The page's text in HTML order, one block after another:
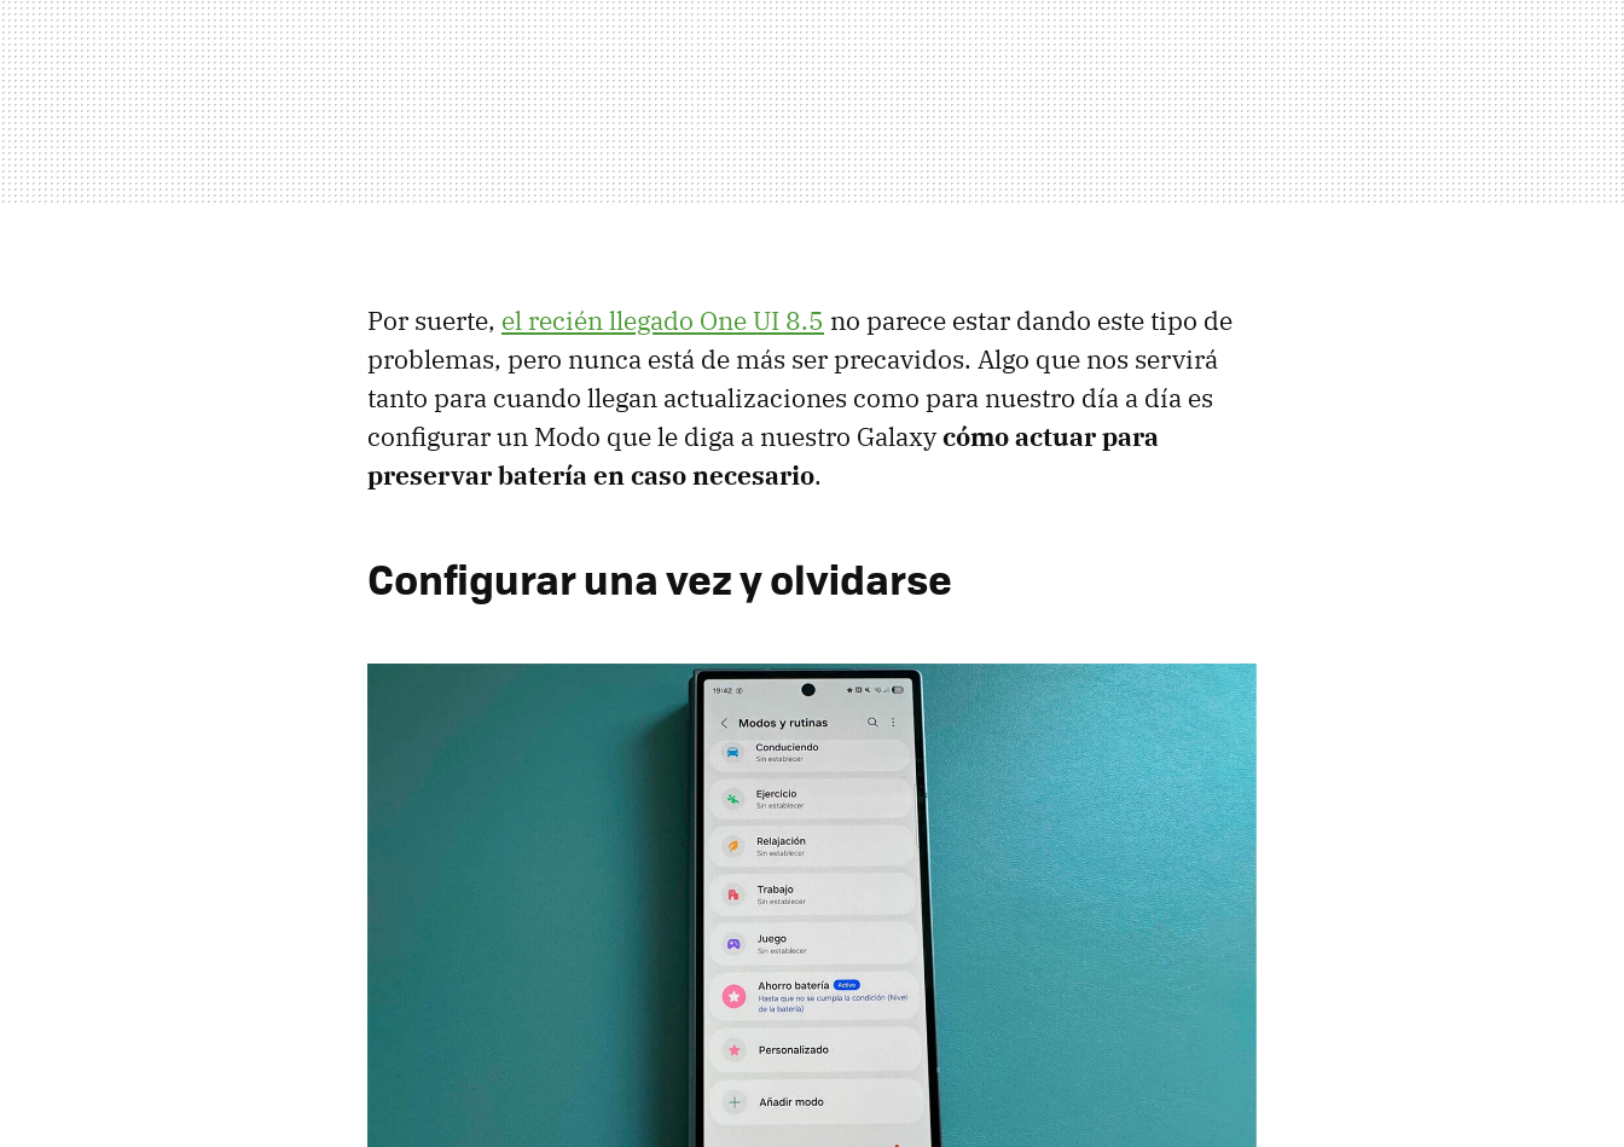
Por suerte, el recién llegado One UI 8.5 no parece estar dando este tipo de
problemas, pero nunca está de más ser precavidos. Algo que nos servirá
tanto para cuando llegan actualizaciones como para nuestro día a día es
configurar un Modo que le diga a nuestro Galaxycómo actuar para
preservar batería en caso necesario.
Configurar una vez y olvidarse